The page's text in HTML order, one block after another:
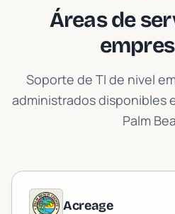
Áreas de
Soporte de TI de nivel
administrados disponibles
Palm
Acreage